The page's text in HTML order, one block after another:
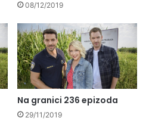
08/12/2019
Na granici 236 epizoda
29/11/2019